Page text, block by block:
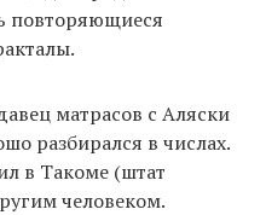
повторяющиеся
матрасов с Аляски
разбирался в числах.
в Такоме (штат
человеком.